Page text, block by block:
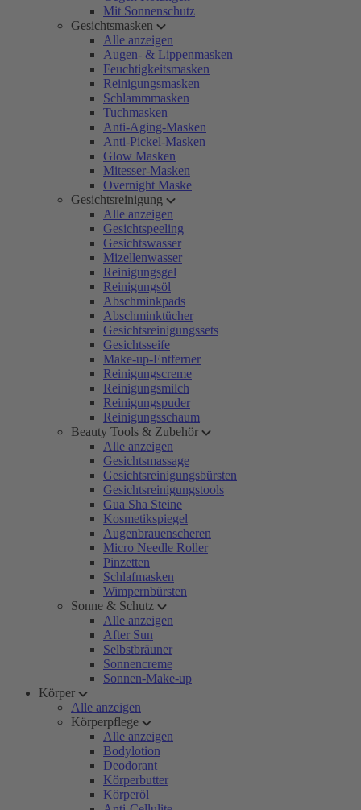
Mit Sonnenschutz
Gesichtsmasken
Alle anzeigen
Augen- & Lippenmasken
Feuchtigkeitsmasken
Reinigungsmasken
Schlammmasken
Tuchmasken
Anti-Aging-Masken
Anti-Pickel-Masken
Glow Masken
Mitesser-Masken
Overnight Maske
Gesichtsreinigung
Alle anzeigen
Gesichtspeeling
Gesichtswasser
Mizellenwasser
Reinigungsgel
Reinigungsöl
Abschminkpads
Abschminktücher
Gesichtsreinigungssets
Gesichtsseife
Make-up-Entferner
Reinigungscreme
Reinigungsmilch
Reinigungspuder
Reinigungsschaum
Beauty Tools & Zubehör
Alle anzeigen
Gesichtsmassage
Gesichtsreinigungsbürsten
Gesichtsreinigungstools
Gua Sha Steine
Kosmetikspiegel
Augenbrauenscheren
Micro Needle Roller
Pinzetten
Schlafmasken
Wimpernbürsten
Sonne & Schutz
Alle anzeigen
After Sun
Selbstbräuner
Sonnencreme
Sonnen-Make-up
Körper
Alle anzeigen
Körperpflege
Alle anzeigen
Bodylotion
Deodorant
Körperbutter
Körperöl